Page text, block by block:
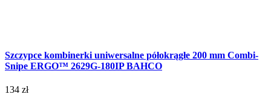
Szczypce kombinerki uniwersalne półokrągłe 200 mm Combi-
Snipe ERGO™ 2629G-180IP BAHCO
134 zł